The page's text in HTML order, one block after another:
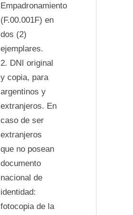
Empadronamiento
(F.00.001F) en
dos (2)
ejemplares.
2. DNI original
y copia, para
argentinos y
extranjeros. En
caso de ser
extranjeros
que no posean
documento
nacional de
identidad:
fotocopia de la